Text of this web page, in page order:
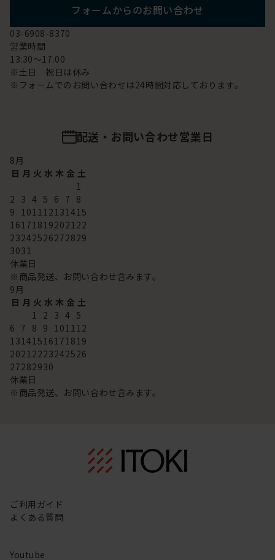
フォームからのお問い合わせ
03-6908-8370
営業時間
13:30～17:00
※土日 祝日は休み
※フォームでのお問い合わせは24時間対応しております。
配送・お問い合わせ営業日
8月
日 月 火 水 木 金 土
1
2 3 4 5 6 7 8
9 101112131415
16171819202122
23242526272829
3031
休業日
※商品発送、お問い合わせ含みます。
9月
日 月 火 水 木 金 土
1 2 3 4 5
6 7 8 9 101112
13141516171819
20212223242526
27282930
休業日
※商品発送、お問い合わせ含みます。
ご利用ガイド
よくある質問
Youtube